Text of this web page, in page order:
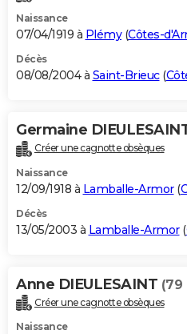
Naissance
07/04/1919 à Plémy(Côtes-
Décès
08/08/2004 à Saint-Brieuc(
Germaine
Créer une cagnotte obsèques
Naissance
12/09/1918 à Lamballe-Armor(
Décès
13/05/2003 à Lamballe-Armor(
Anne DIEULESAINT (79
Créer une cagnotte obsèques
Naissance